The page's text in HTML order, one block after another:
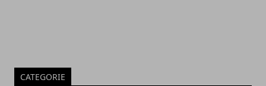
CATEGORIE